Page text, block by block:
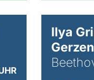
Ilya